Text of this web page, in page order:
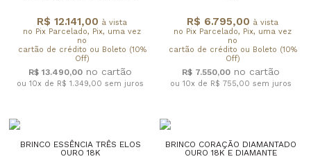
R$ 12.141,00 à vista
no Pix Parcelado, Pix, uma vez
no
cartão de crédito ou Boleto (10%
Off)
R$ 13.490,00
ou 10x de R$ 1.349,00 sem juros
R$ 6.795,00 à vista
no Pix Parcelado, Pix, uma vez
no
cartão de crédito ou Boleto (10%
Off)
R$ 7.550,00
ou 10x de R$ 755,00 sem juros
BRINCO ESSÊNCIA TRÊS ELOS
OURO 18K
BRINCO CORAÇÃO DIAMANTADO
OURO 18K E DIAMANTE